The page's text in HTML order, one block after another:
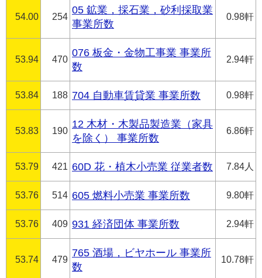
54.00 254
05 鉱業，採石業，砂利採取業
事業所数
0.98軒
53.94 470
076 板金・金物工事業 事業所
数
2.94軒
53.84 188 704 自動車賃貸業 事業所数 0.98軒
53.83 190
12 木材・木製品製造業（家具
を除く） 事業所数
6.86軒
53.79 421 60D 花・植木小売業 従業者数 7.84人
53.76 514 605 燃料小売業 事業所数 9.80軒
53.76 409 931 経済団体 事業所数 2.94軒
53.74 479
765 酒場，ビヤホール 事業所
数
10.78軒